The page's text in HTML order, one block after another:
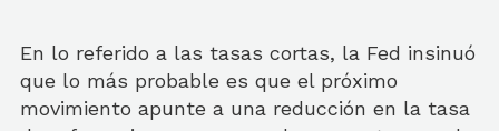
En lo referido a las tasas cortas, la Fed insinuó
que lo más probable es que el próximo
movimiento apunte a una reducción en la tasa